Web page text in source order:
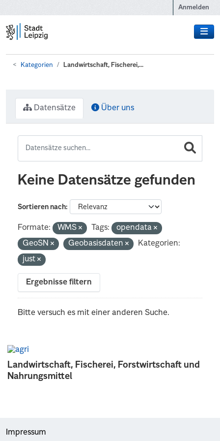
Anmelden
Kategorien Landwirtschaft, Fischerei,...
Landwirtschaft, Fischerei, Forstwirtschaft und
Nahrungsmittel
Datensätze Über uns
Keine Datensätze gefunden
Sortieren nach
Formate: WMS Tags:
opendata
GeoSN
Geobasisdaten
Kategorien:
just
Ergebnisse filtern
Bitte versuch es mit einer anderen Suche.
Impressum